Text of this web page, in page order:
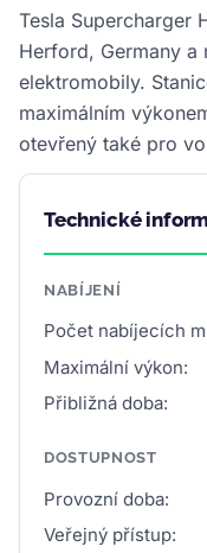
Tesla Supercharger
Herford, Germany a
elektromobily.
maximálním
otevřený také pro
Technické
NABÍJENÍ
Počet nabíjecích
Maximální výkon:
Přibližná doba:
DOSTUPNOST
Provozní doba:
Veřejný přístup: